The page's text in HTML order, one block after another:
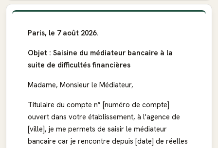
Paris, le 7 août 2026.
Objet : Saisine du médiateur bancaire à la
suite de difficultés financières
Madame, Monsieur le Médiateur,
Titulaire du compte n° [numéro de compte]
ouvert dans votre établissement, à l'agence de
[ville], je me permets de saisir le médiateur
bancaire car je rencontre depuis [date] de réelles